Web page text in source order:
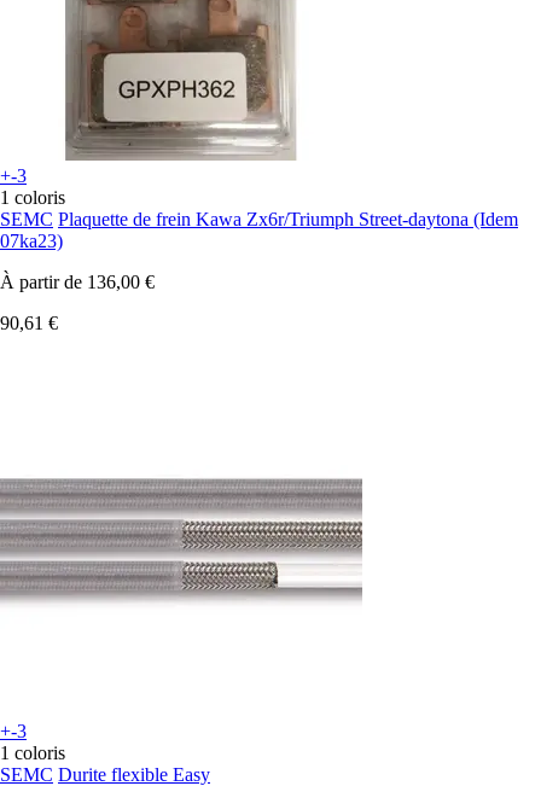
+-3
1 coloris
SEMC Plaquette de frein Kawa Zx6r/Triumph Street-daytona (Idem
07ka23)
À partir de 136,00 €
90,61 €
+-3
1 coloris
SEMC Durite flexible Easy